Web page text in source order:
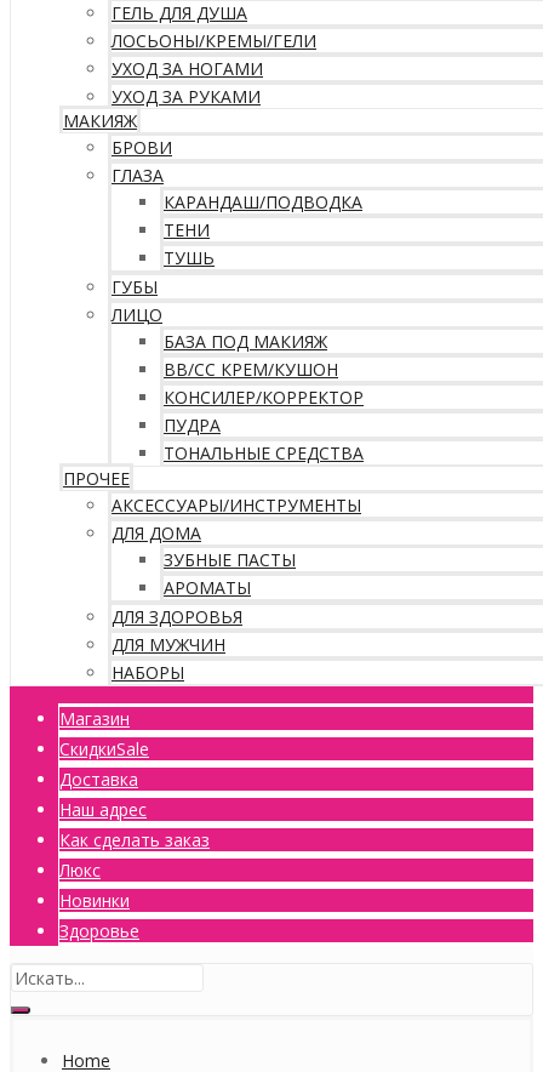
ГЕЛЬ ДЛЯ ДУША
ЛОСЬОНЫ/КРЕМЫ/ГЕЛИ
УХОД ЗА НОГАМИ
УХОД ЗА РУКАМИ
МАКИЯЖ
БРОВИ
ГЛАЗА
КАРАНДАШ/ПОДВОДКА
ТЕНИ
ТУШЬ
ГУБЫ
ЛИЦО
БАЗА ПОД МАКИЯЖ
ВВ/CC КРЕМ/КУШОН
КОНСИЛЕР/КОРРЕКТОР
ПУДРА
ТОНАЛЬНЫЕ СРЕДСТВА
ПРОЧЕЕ
АКСЕССУАРЫ/ИНСТРУМЕНТЫ
ДЛЯ ДОМА
ЗУБНЫЕ ПАСТЫ
АРОМАТЫ
ДЛЯ ЗДОРОВЬЯ
ДЛЯ МУЖЧИН
НАБОРЫ
Магазин
СкидкиSale
Доставка
Наш адрес
Как сделать заказ
Люкс
Новинки
Здоровье
Home